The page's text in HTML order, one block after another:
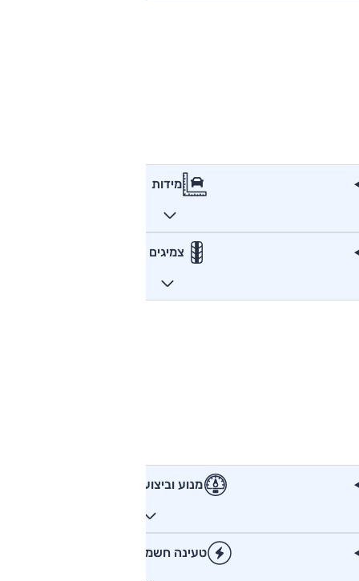
מידות
צמיגים
מנוע וביצועים
טעינה חשמלית